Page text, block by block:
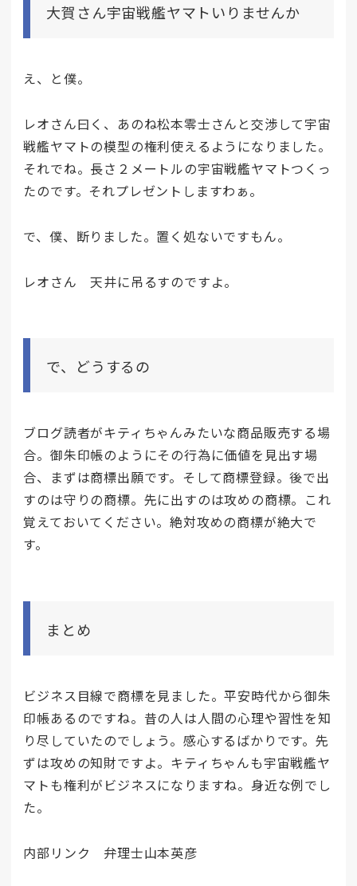
大賀さん宇宙戦艦ヤマトいりませんか
え、と僕。
レオさん曰く、あのね松本零士さんと交渉して宇宙
戦艦ヤマトの模型の権利使えるようになりました。
それでね。長さ２メートルの宇宙戦艦ヤマトつくっ
たのです。それプレゼントしますわぁ。
で、僕、断りました。置く処ないですもん。
レオさん 天井に吊るすのですよ。
で、どうするの
ブログ読者がキティちゃんみたいな商品販売する場
合。御朱印帳のようにその行為に価値を見出す場
合、まずは商標出願です。そして商標登録。後で出
すのは守りの商標。先に出すのは攻めの商標。これ
覚えておいてください。絶対攻めの商標が絶大で
す。
まとめ
ビジネス目線で商標を見ました。平安時代から御朱
印帳あるのですね。昔の人は人間の心理や習性を知
り尽していたのでしょう。感心するばかりです。先
ずは攻めの知財ですよ。キティちゃんも宇宙戦艦ヤ
マトも権利がビジネスになりますね。身近な例でし
た。
内部リンク 弁理士山本英彦